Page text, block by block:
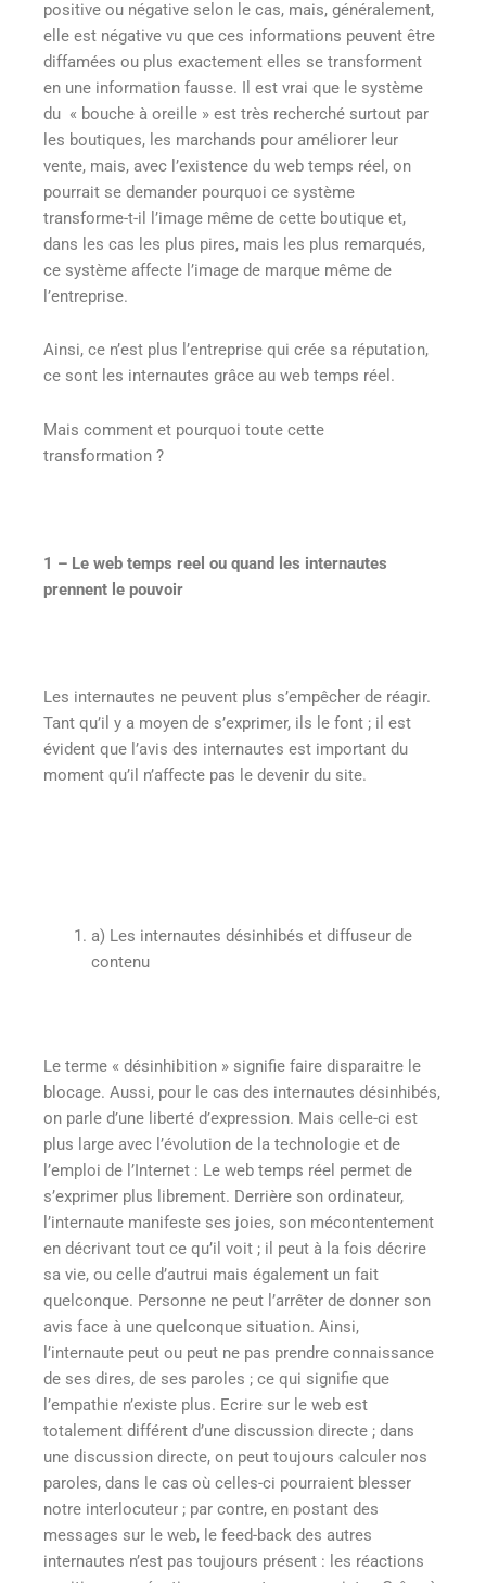
positive ou négative selon le cas, mais, généralement,
elle est négative vu que ces informations peuvent être
diffamées ou plus exactement elles se transforment
en une information fausse. Il est vrai que le système
du « bouche à oreille » est très recherché surtout par
les boutiques, les marchands pour améliorer leur
vente, mais, avec l’existence du web temps réel, on
pourrait se demander pourquoi ce système
transforme-t-il l’image même de cette boutique et,
dans les cas les plus pires, mais les plus remarqués,
ce système affecte l’image de marque même de
l’entreprise.
Ainsi, ce n’est plus l’entreprise qui crée sa réputation,
ce sont les internautes grâce au web temps réel.
Mais comment et pourquoi toute cette
transformation ?
1 – Le web temps reel ou quand les internautes
prennent le pouvoir
Les internautes ne peuvent plus s’empêcher de réagir.
Tant qu’il y a moyen de s’exprimer, ils le font ; il est
évident que l’avis des internautes est important du
moment qu’il n’affecte pas le devenir du site.
a) Les internautes désinhibés et diffuseur de
contenu
Le terme « désinhibition » signifie faire disparaitre le
blocage. Aussi, pour le cas des internautes désinhibés,
on parle d’une liberté d’expression. Mais celle-ci est
plus large avec l’évolution de la technologie et de
l’emploi de l’Internet : Le web temps réel permet de
s’exprimer plus librement. Derrière son ordinateur,
l’internaute manifeste ses joies, son mécontentement
en décrivant tout ce qu’il voit ; il peut à la fois décrire
sa vie, ou celle d’autrui mais également un fait
quelconque. Personne ne peut l’arrêter de donner son
avis face à une quelconque situation. Ainsi,
l’internaute peut ou peut ne pas prendre connaissance
de ses dires, de ses paroles ; ce qui signifie que
l’empathie n’existe plus. Ecrire sur le web est
totalement différent d’une discussion directe ; dans
une discussion directe, on peut toujours calculer nos
paroles, dans le cas où celles-ci pourraient blesser
notre interlocuteur ; par contre, en postant des
messages sur le web, le feed-back des autres
internautes n’est pas toujours présent : les réactions